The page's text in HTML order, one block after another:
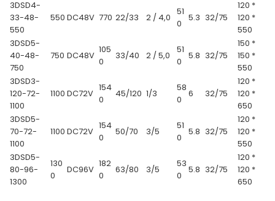
3DSD4-
33-48-
550
550 DC48V 770 22/33 2 / 4,0
51
0
5.3 32/75
120 *
120 *
550
3DSD5-
40-48-
750
750 DC48V
105
0
33/40 2 / 5,0
51
0
5.8 32/75
150 *
150 *
550
3DSD3-
120-72-
1100
1100 DC72V
154
0
45/120 1/3
58
0
6 32/75
120 *
120 *
650
3DSD5-
70-72-
1100
1100 DC72V
154
0
50/70 3/5
51
0
5.8 32/75
120 *
120 *
550
3DSD5-
80-96-
1300
130
0
DC96V
182
0
63/80 3/5
53
0
5.8 32/75
120 *
120 *
650